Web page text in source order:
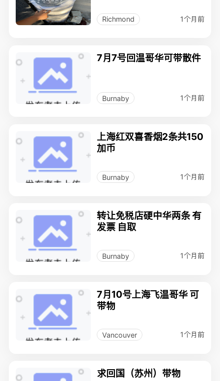
Richmond 1个月前
7月7号回温哥华可带散件
Burnaby 1个月前
上海红双喜香烟2条共150
加币
Burnaby 1个月前
转让免税店硬中华两条 有
发票 自取
Burnaby 1个月前
7月10号上海飞温哥华 可
带物
Vancouver 1个月前
求回国（苏州）带物